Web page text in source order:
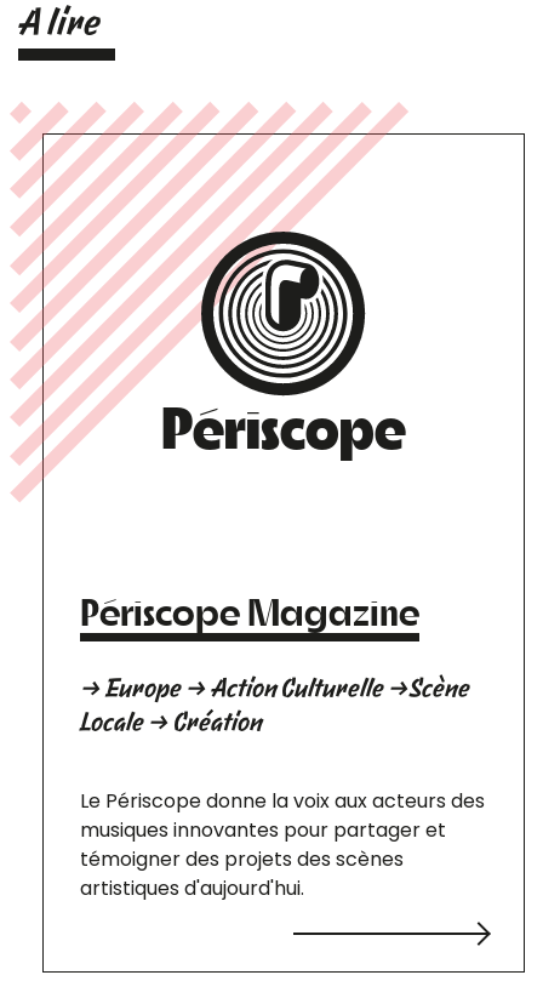
A lire
Périscope
Périscope Magazine
→ Europe → Action Culturelle →Scène
Locale → Création
Le Périscope donne la voix aux acteurs des
musiques innovantes pour partager et
témoigner des projets des scènes
artistiques d'aujourd'hui.